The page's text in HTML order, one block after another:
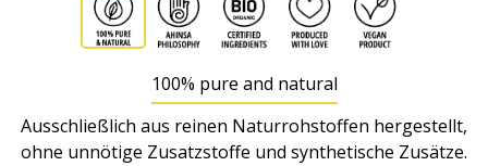
100% pure and natural
Ausschließlich aus reinen Naturrohstoffen hergestellt,
ohne unnötige Zusatzstoffe und synthetische Zusätze.